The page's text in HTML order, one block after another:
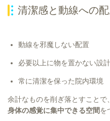
清潔感と動線への
動線を邪魔しない配置
必要以上に物を置かない設計
常に清潔を保った院内環境
余計なものを削ぎ落とすことで、
身体の感覚に集中できる空間を